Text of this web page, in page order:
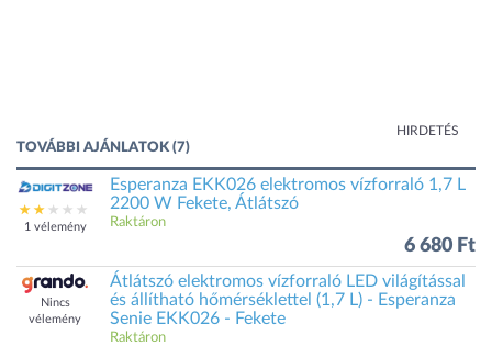
HIRDETÉS
TOVÁBBI AJÁNLATOK (7)
1 vélemény
Esperanza EKK026 elektromos vízforraló 1,7 L
2200 W Fekete, Átlátszó
Raktáron
6 680 Ft
Nincs
vélemény
Átlátszó elektromos vízforraló LED világítással
és állítható hőmérséklettel (1,7 L) - Esperanza
Senie EKK026 - Fekete
Raktáron